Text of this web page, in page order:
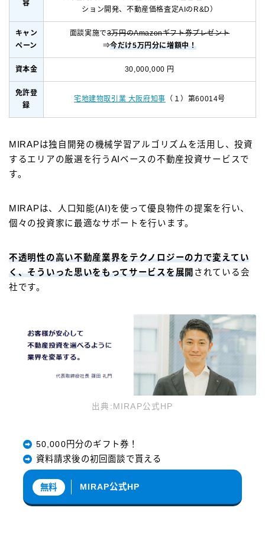
容
ション開発、不動産価格査定AIのR&D）
キャン
ペーン
面談実施で3万円のAmazonギフト券プレゼント
⇒今だけ5万円分に増額中！
資本金 30,000,000 円
免許登
録
宅地建物取引業 大阪府知事 （１）第60014号
MIRAPは独自開発の機械学習アルゴリズムを活用し、投資
するエリアの厳選を行うAIベースの不動産投資サービスで
す。
MIRAPは、人口知能(AI)を使って優良物件の提案を行い、
個々の投資家に最適なサポートを行います。
不透明性の高い不動産業界をテクノロジーの力で変えてい
く、そういった思いをもってサービスを展開されている会
社です。
出典:MIRAP公式HP
50,000円分のギフト券！
資料請求後の初回面談で貰える
無料 MIRAP公式HP